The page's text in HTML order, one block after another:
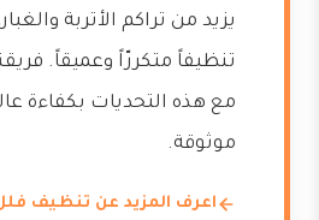
يزيد من تراكم الأتربة
تنظيفاً متكررّاً وعميقاً.
مع هذه التحديات بكفاءة
موثوقة.
اعرف المزيد عن تنظيف